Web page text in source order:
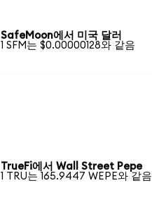
SafeMoon에서 미국 달러
1 SFM는 $0.00000128와 같음
TrueFi에서 Wall Street Pepe
1 TRU는 165.9447 WEPE와 같음